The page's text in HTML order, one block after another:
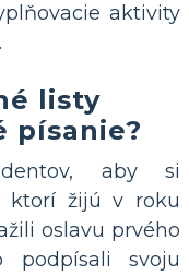
aktivity
listy
písanie?
aby si
ktorí žijú v roku
oslavu prvého
svoju